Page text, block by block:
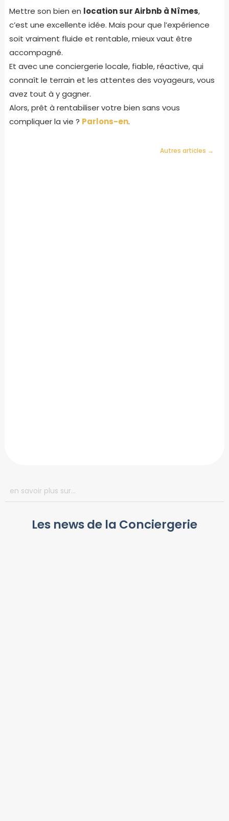
Mettre son bien en location sur Airbnb à Nîmes,
c’est une excellente idée. Mais pour que l’expérience
soit vraiment fluide et rentable, mieux vaut être
accompagné.
Et avec une conciergerie locale, fiable, réactive, qui
connaît le terrain et les attentes des voyageurs, vous
avez tout à y gagner.
Alors, prêt à rentabiliser votre bien sans vous
compliquer la vie ? Parlons-en.
Autres articles →
Les news de la Conciergerie